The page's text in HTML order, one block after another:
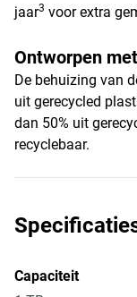
jaar3 voor extra
Ontworpen
De behuizing van
uit gerecycled
dan 50% uit
recyclebaar.
Capaciteit